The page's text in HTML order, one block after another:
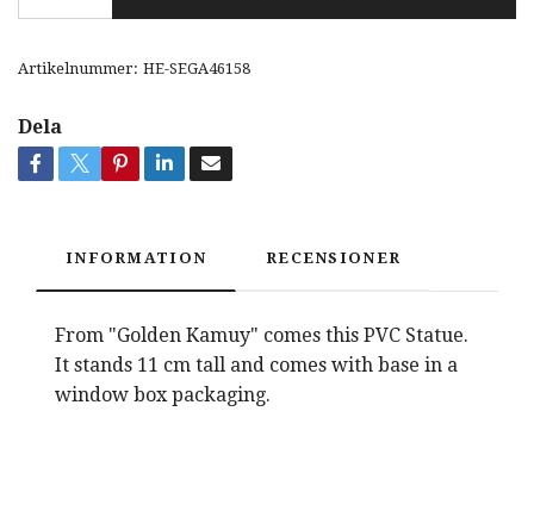
Artikelnummer: HE-SEGA46158
Dela
INFORMATION RECENSIONER
From "Golden Kamuy" comes this PVC Statue.
It stands 11 cm tall and comes with base in a
window box packaging.